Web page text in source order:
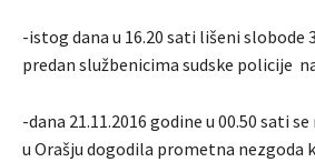
-istog dana u 16.20 sati lišeni slobode
predan službenicima sudske policije
-dana 21.11.2016 godine u 00.50 sati
u Orašju dogodila prometna nezgoda